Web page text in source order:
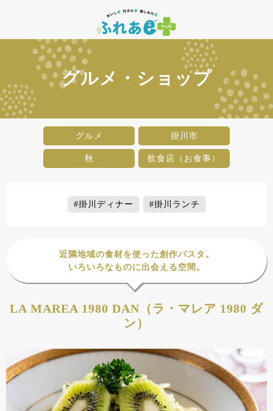
グルメ・ショップ
グルメ 掛川市
秋 飲食店（お食事）
#掛川ディナー #掛川ランチ
近隣地域の食材を使った創作パスタ。
いろいろなものに出会える空間。
LA MAREA 1980 DAN（ラ・マレア 1980 ダ
ン）